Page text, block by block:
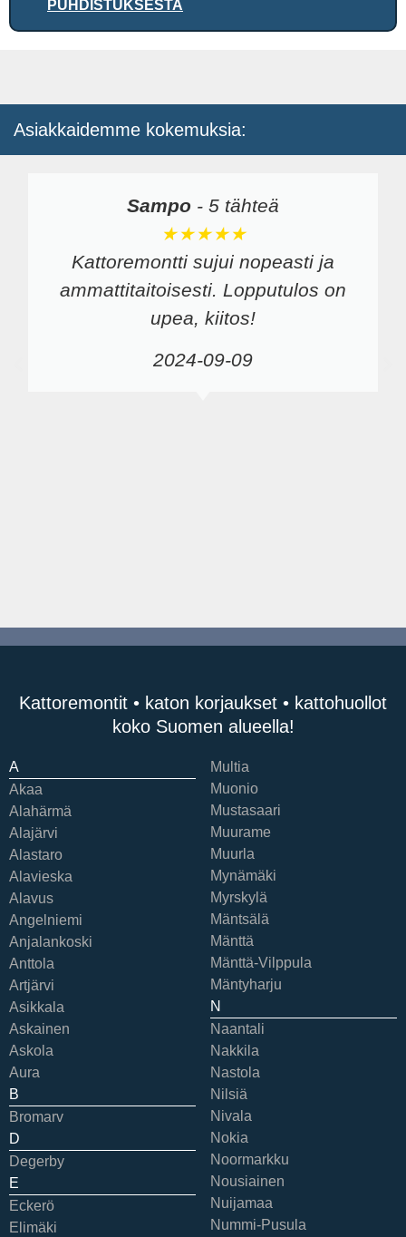
PUHDISTUKSESTA
Asiakkaidemme kokemuksia:
Sampo - 5 tähteä
★★★★★
Kattoremontti sujui nopeasti ja
ammattitaitoisesti. Lopputulos on
upea, kiitos!
2024-09-09
Kattoremontit • katon korjaukset • kattohuollot
koko Suomen alueella!
A
Akaa
Alahärmä
Alajärvi
Alastaro
Alavieska
Alavus
Angelniemi
Anjalankoski
Anttola
Artjärvi
Asikkala
Askainen
Askola
Aura
B
Bromarv
D
Degerby
E
Eckerö
Elimäki
Multia
Muonio
Mustasaari
Muurame
Muurla
Mynämäki
Myrskylä
Mäntsälä
Mänttä
Mänttä-Vilppula
Mäntyharju
N
Naantali
Nakkila
Nastola
Nilsiä
Nivala
Nokia
Noormarkku
Nousiainen
Nuijamaa
Nummi-Pusula